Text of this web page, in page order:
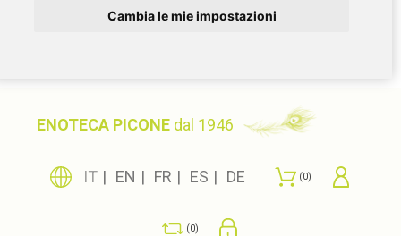
Cambia le mie impostazioni
ENOTECA PICONE dal 1946
IT EN FR ES DE 0
0